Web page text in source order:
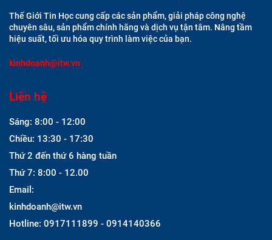
Thế Giới Tin Học cung cấp các sản phẩm, giải pháp công nghệ
chuyên sâu, sản phẩm chính hãng và dịch vụ tận tâm. Nâng tầm
hiệu suất, tối ưu hóa quy trình làm việc của bạn.
kinhdoanh@itw.vn
Liên hệ
Sáng: 8:00 - 12:00
Chiều: 13:30 - 17:30
Thứ 2 đến thứ 6 hàng tuần
Thứ 7: 8:00 - 12.00
Email:
kinhdoanh@itw.vn
Hotline: 0917111899 - 0914140366